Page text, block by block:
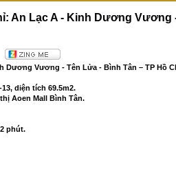
An Lạc A - Kinh Dương Vương
Vương - Tên Lửa - Bình Tân – TP Hồ
diện tích 69.5m2.
Aoen Mall Bình Tân.
phút.